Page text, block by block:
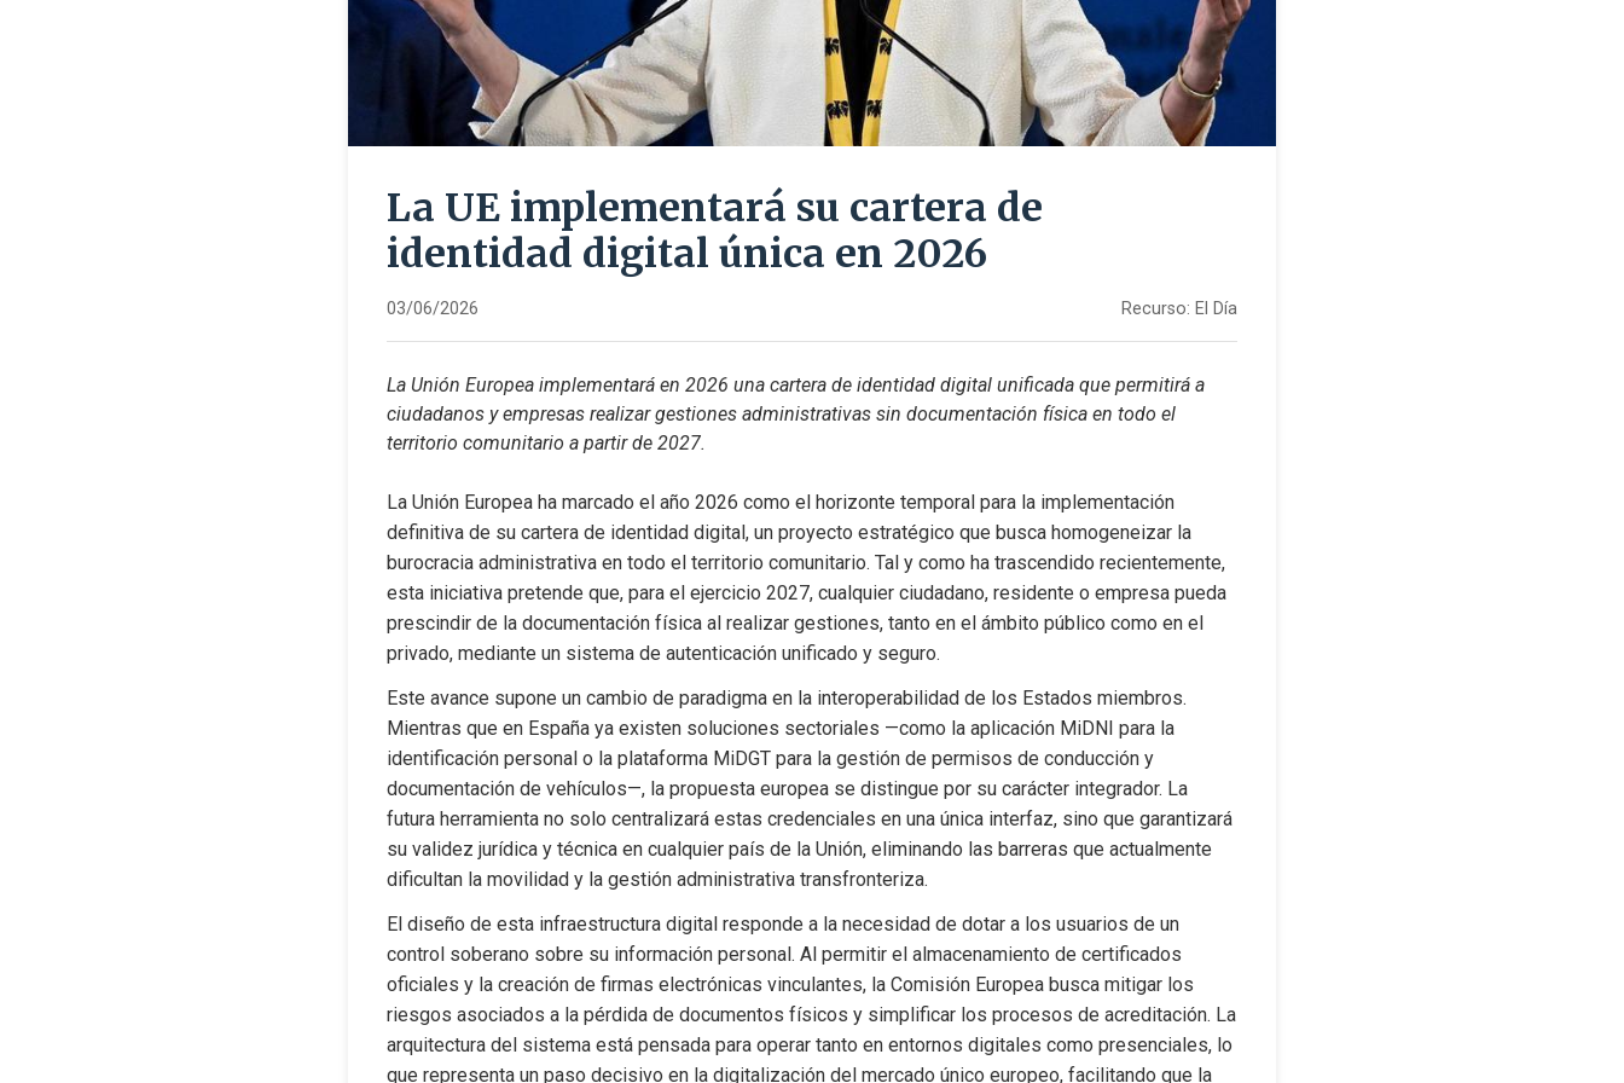
La UE implementará su cartera de
identidad digital única en 2026
03/06/2026 Recurso: El Día
La Unión Europea implementará en 2026 una cartera de identidad digital unificada que permitirá a
ciudadanos y empresas realizar gestiones administrativas sin documentación física en todo el
territorio comunitario a partir de 2027.
La Unión Europea ha marcado el año 2026 como el horizonte temporal para la implementación
definitiva de su cartera de identidad digital, un proyecto estratégico que busca homogeneizar la
burocracia administrativa en todo el territorio comunitario. Tal y como ha trascendido recientemente,
esta iniciativa pretende que, para el ejercicio 2027, cualquier ciudadano, residente o empresa pueda
prescindir de la documentación física al realizar gestiones, tanto en el ámbito público como en el
privado, mediante un sistema de autenticación unificado y seguro.
Este avance supone un cambio de paradigma en la interoperabilidad de los Estados miembros.
Mientras que en España ya existen soluciones sectoriales —como la aplicación MiDNI para la
identificación personal o la plataforma MiDGT para la gestión de permisos de conducción y
documentación de vehículos—, la propuesta europea se distingue por su carácter integrador. La
futura herramienta no solo centralizará estas credenciales en una única interfaz, sino que garantizará
su validez jurídica y técnica en cualquier país de la Unión, eliminando las barreras que actualmente
dificultan la movilidad y la gestión administrativa transfronteriza.
El diseño de esta infraestructura digital responde a la necesidad de dotar a los usuarios de un
control soberano sobre su información personal. Al permitir el almacenamiento de certificados
oficiales y la creación de firmas electrónicas vinculantes, la Comisión Europea busca mitigar los
riesgos asociados a la pérdida de documentos físicos y simplificar los procesos de acreditación. La
arquitectura del sistema está pensada para operar tanto en entornos digitales como presenciales, lo
que representa un paso decisivo en la digitalización del mercado único europeo, facilitando que la